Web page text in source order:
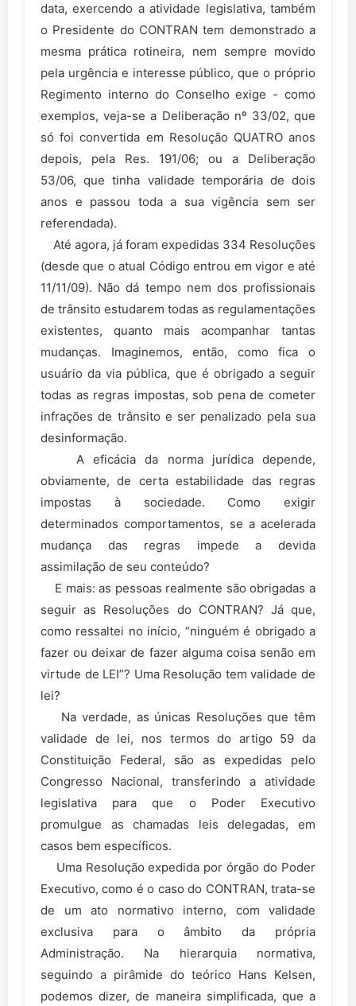
data, exercendo a atividade legislativa, também
o Presidente do CONTRAN tem demonstrado a
mesma prática rotineira, nem sempre movido
pela urgência e interesse público, que o próprio
Regimento interno do Conselho exige - como
exemplos, veja-se a Deliberação nº 33/02, que
só foi convertida em Resolução QUATRO anos
depois, pela Res. 191/06; ou a Deliberação
53/06, que tinha validade temporária de dois
anos e passou toda a sua vigência sem ser
referendada).
Até agora, já foram expedidas 334 Resoluções
(desde que o atual Código entrou em vigor e até
11/11/09). Não dá tempo nem dos profissionais
de trânsito estudarem todas as regulamentações
existentes, quanto mais acompanhar tantas
mudanças. Imaginemos, então, como fica o
usuário da via pública, que é obrigado a seguir
todas as regras impostas, sob pena de cometer
infrações de trânsito e ser penalizado pela sua
desinformação.
A eficácia da norma jurídica depende,
obviamente, de certa estabilidade das regras
impostas à sociedade. Como exigir
determinados comportamentos, se a acelerada
mudança das regras impede a devida
assimilação de seu conteúdo?
E mais: as pessoas realmente são obrigadas a
seguir as Resoluções do CONTRAN? Já que,
como ressaltei no início, “ninguém é obrigado a
fazer ou deixar de fazer alguma coisa senão em
virtude de LEI”? Uma Resolução tem validade de
lei?
Na verdade, as únicas Resoluções que têm
validade de lei, nos termos do artigo 59 da
Constituição Federal, são as expedidas pelo
Congresso Nacional, transferindo a atividade
legislativa para que o Poder Executivo
promulgue as chamadas leis delegadas, em
casos bem específicos.
Uma Resolução expedida por órgão do Poder
Executivo, como é o caso do CONTRAN, trata-se
de um ato normativo interno, com validade
exclusiva para o âmbito da própria
Administração. Na hierarquia normativa,
seguindo a pirâmide do teórico Hans Kelsen,
podemos dizer, de maneira simplificada, que a